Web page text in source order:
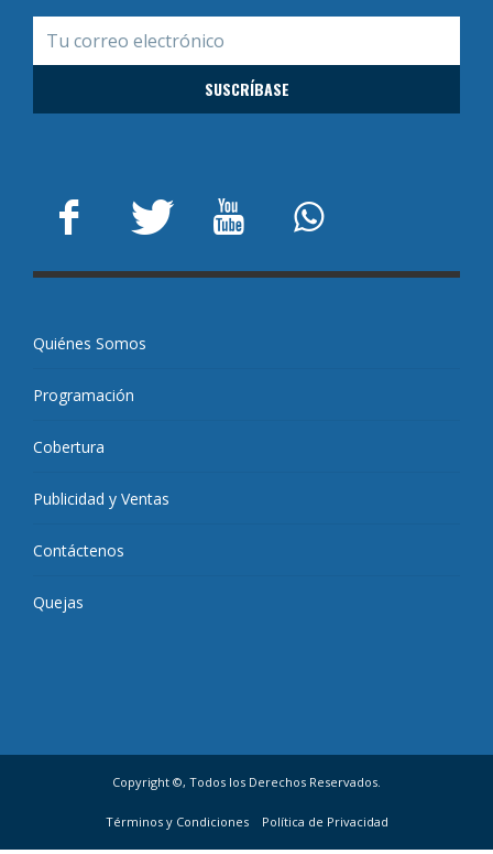
Quiénes Somos
Programación
Cobertura
Publicidad y Ventas
Contáctenos
Quejas
Copyright ©, Todos los Derechos Reservados.
Términos y Condiciones Política de Privacidad